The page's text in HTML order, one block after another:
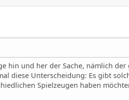
hin und her der Sache, nämlich
diese Unterscheidung: Es gibt
Spielzeugen haben